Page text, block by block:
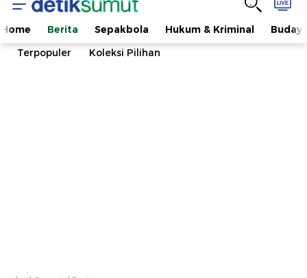
Home Berita Sepakbola Hukum & Kriminal
Terpopuler
Koleksi Pilihan